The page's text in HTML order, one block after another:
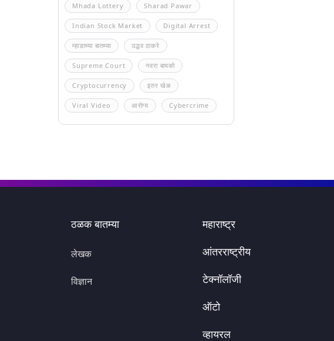
Mhada Lottery Sharad Pawar
Indian Stock Market Digital Arrest
म्हाडाच्या बातम्या उद्धव ठाकरे
Supreme Court नवरा बायको
Cryptocurrency इतर खेळ
Viral Video आरोग्य Cybercrime
ठळक बातम्या
लेखक
विज्ञान
महाराष्ट्र
आंतरराष्ट्रीय
टेक्नॉलॉजी
ऑटो
व्हायरल